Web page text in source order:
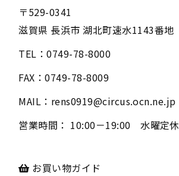
〒529-0341
滋賀県 長浜市 湖北町速水1143番地
TEL：0749-78-8000
FAX：0749-78-8009
MAIL： rens0919@circus.ocn.ne.jp
営業時間： 10:00－19:00 水曜定休
お買い物ガイド